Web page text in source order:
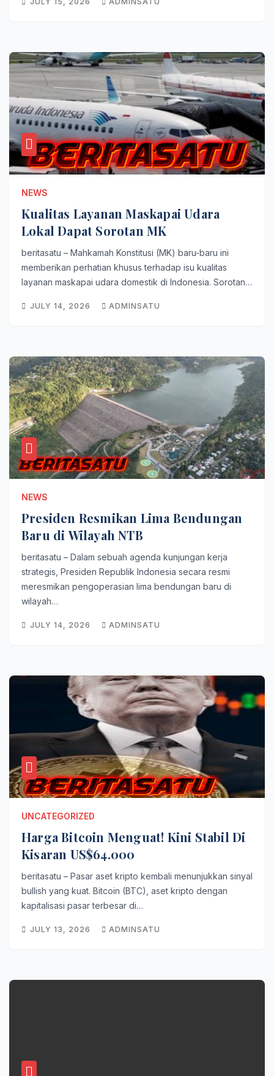
NEWS
Kualitas Layanan Maskapai Udara
Lokal Dapat Sorotan MK
beritasatu – Mahkamah Konstitusi (MK) baru-baru ini
memberikan perhatian khusus terhadap isu kualitas
layanan maskapai udara domestik di Indonesia. Sorotan…
JULY 14, 2026 ADMINSATU
NEWS
Presiden Resmikan Lima Bendungan
Baru di Wilayah NTB
beritasatu – Dalam sebuah agenda kunjungan kerja
strategis, Presiden Republik Indonesia secara resmi
meresmikan pengoperasian lima bendungan baru di
wilayah…
JULY 14, 2026 ADMINSATU
UNCATEGORIZED
Harga Bitcoin Menguat! Kini Stabil Di
Kisaran US$64.000
beritasatu – Pasar aset kripto kembali menunjukkan sinyal
bullish yang kuat. Bitcoin (BTC), aset kripto dengan
kapitalisasi pasar terbesar di…
JULY 13, 2026 ADMINSATU